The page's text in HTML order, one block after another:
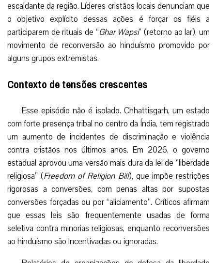
escaldante da região. Líderes cristãos locais denunciam que
o objetivo explícito dessas ações é forçar os fiéis a
participarem de rituais de “Ghar Wapsi” (retorno ao lar), um
movimento de reconversão ao hinduísmo promovido por
alguns grupos extremistas.
Contexto de tensões crescentes
Esse episódio não é isolado. Chhattisgarh, um estado
com forte presença tribal no centro da Índia, tem registrado
um aumento de incidentes de discriminação e violência
contra cristãos nos últimos anos. Em 2026, o governo
estadual aprovou uma versão mais dura da lei de “liberdade
religiosa” (Freedom of Religion Bill), que impõe restrições
rigorosas a conversões, com penas altas por supostas
conversões forçadas ou por “aliciamento”. Críticos afirmam
que essas leis são frequentemente usadas de forma
seletiva contra minorias religiosas, enquanto reconversões
ao hinduísmo são incentivadas ou ignoradas.